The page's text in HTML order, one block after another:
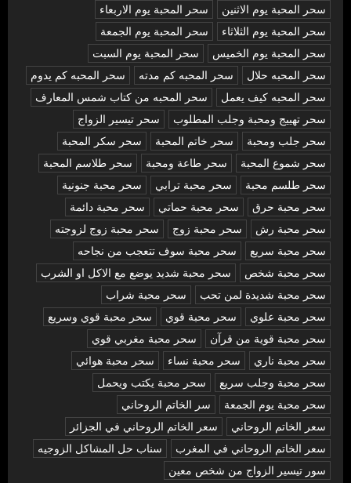
سحر المحبة يوم الاثنين
سحر المحبة يوم الاربعاء
سحر المحبة يوم الثلاثاء
سحر المحبة يوم الجمعة
سحر المحبة يوم الخميس
سحر المحبة يوم السبت
سحر المحبه حلال
سحر المحبه كم مدته
سحر المحبه كم يدوم
سحر المحبه كيف يعمل
سحر المحبه من كتاب شمس المعارف
سحر تهييج ومحبة وجلب المطلوب
سحر تيسير الزواج
سحر جلب ومحبة
سحر خاتم المحبة
سحر سكر المحبة
سحر شموع المحبة
سحر طاعة ومحبة
سحر طلاسم المحبة
سحر طلسم محبة
سحر محبة ترابي
سحر محبة جنونية
سحر محبة حرق
سحر محبة حماتي
سحر محبة دائمة
سحر محبة رش
سحر محبة زوج
سحر محبة زوج لزوجته
سحر محبة سريع
سحر محبة سوف تتعجب من نجاحه
سحر محبة شخص
سحر محبة شديد يوضع مع الاكل او الشرب
سحر محبة شديدة لمن تحب
سحر محبة شراب
سحر محبة علوي
سحر محبة قوي
سحر محبة قوي وسريع
سحر محبة قوية من قرآن
سحر محبة مغربي قوي
سحر محبة ناري
سحر محبة نساء
سحر محبة هوائي
سحر محبة وجلب سريع
سحر محبة يكتب ويحمل
سحر محبة يوم الجمعة
سر الخاتم الروحاني
سعر الخاتم الروحاني
سعر الخاتم الروحاني في الجزائر
سعر الخاتم الروحاني في المغرب
سناب حل المشاكل الزوجيه
سور تيسير الزواج من شخص معين